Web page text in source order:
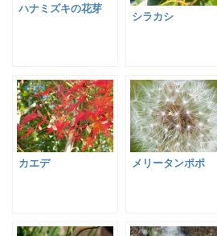
ハナミズキの花芽
シラカシ
カエデ メリータンポポ